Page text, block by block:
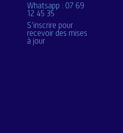
Whatsapp : 07 69
12 45 35
S’inscrire pour
recevoir des mises
à jour